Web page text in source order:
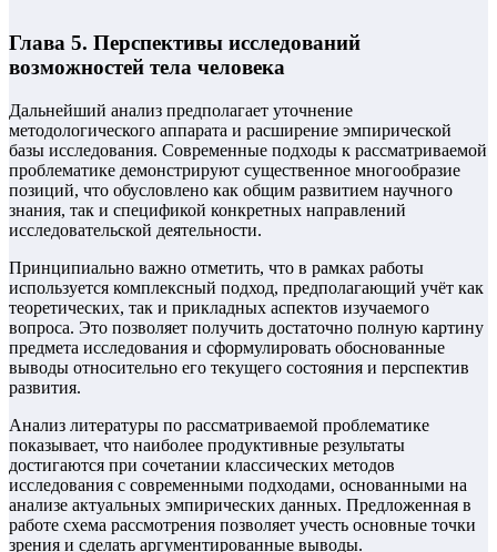
Глава 5. Перспективы исследований
возможностей тела человека
Дальнейший анализ предполагает уточнение
методологического аппарата и расширение эмпирической
базы исследования. Современные подходы к рассматриваемой
проблематике демонстрируют существенное многообразие
позиций, что обусловлено как общим развитием научного
знания, так и спецификой конкретных направлений
исследовательской деятельности.
Принципиально важно отметить, что в рамках работы
используется комплексный подход, предполагающий учёт как
теоретических, так и прикладных аспектов изучаемого
вопроса. Это позволяет получить достаточно полную картину
предмета исследования и сформулировать обоснованные
выводы относительно его текущего состояния и перспектив
развития.
Анализ литературы по рассматриваемой проблематике
показывает, что наиболее продуктивные результаты
достигаются при сочетании классических методов
исследования с современными подходами, основанными на
анализе актуальных эмпирических данных. Предложенная в
работе схема рассмотрения позволяет учесть основные точки
зрения и сделать аргументированные выводы.